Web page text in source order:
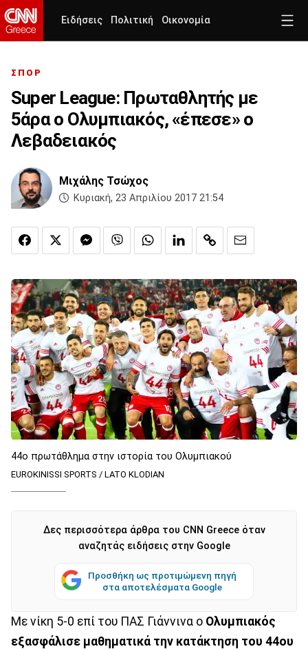
Ειδήσεις Πολιτική Οικονομία
ΣΠΟΡ
Super League: Πρωταθλητής με
5άρα ο Ολυμπιακός, «έπεσε» ο
Λεβαδειακός
Μιχάλης Τσώχος
Κυριακή, 23 Απριλίου 2017 21:54
44ο πρωτάθλημα στην ιστορία του Ολυμπιακού
EUROKINISSI SPORTS / LATO KLODIAN
Δες περισσότερα άρθρα του CNN Greece όταν
αναζητάς ειδήσεις στην Google
Προσθήκη ως προτιμώμενη πηγή
στα αποτελέσματα Google
Με νίκη 5-0 επί του ΠΑΣ Γιάννινα ο Ολυμπιακός
εξασφάλισε μαθηματικά την κατάκτηση του 44ου